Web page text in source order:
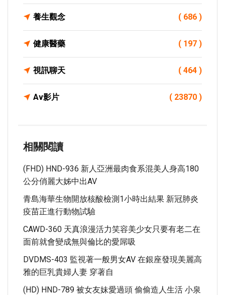
養生觀念 ( 686 )
健康醫藥 ( 197 )
視訊聊天 ( 464 )
Av影片 ( 23870 )
相關閱讀
(FHD) HND-936 新人亞洲最肉食系混美人身高180
公分俏麗大姊中出AV
青島海華生物開放核酸檢測1小時出結果 新冠肺炎
疫苗正進行動物試驗
CAWD-360 天真浪漫活力笑容美少女只要有老二在
面前就會變成無與倫比的愛屌吸
DVDMS-403 監視著一般男女AV 在銀座發現美麗高
雅的巨乳貴婦人妻 穿著自
(HD) HND-789 被女友妹愛過頭 偷偷造人生活 小泉